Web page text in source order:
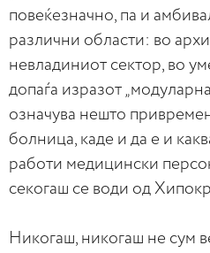
повеќезначно, па и
различни области: во
невладиниот сектор, во
допаѓа изразот
означува нешто
болница, каде и да е и
работи медицински
секогаш се води од
Никогаш, никогаш не сум